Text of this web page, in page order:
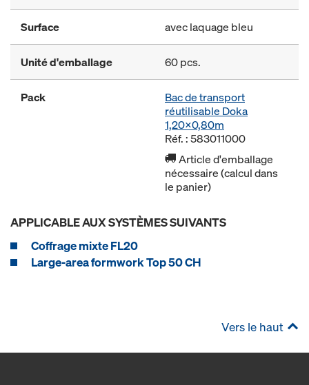
Surface avec laquage bleu
Unité d'emballage 60 pcs.
Pack
Bac de transport
réutilisable Doka
1,20x0,80m
Réf. : 583011000
Article d'emballage
nécessaire (calcul dans
le panier)
APPLICABLE AUX SYSTÈMES SUIVANTS
Coffrage mixte FL20
Large-area formwork Top 50 CH
Vers le haut